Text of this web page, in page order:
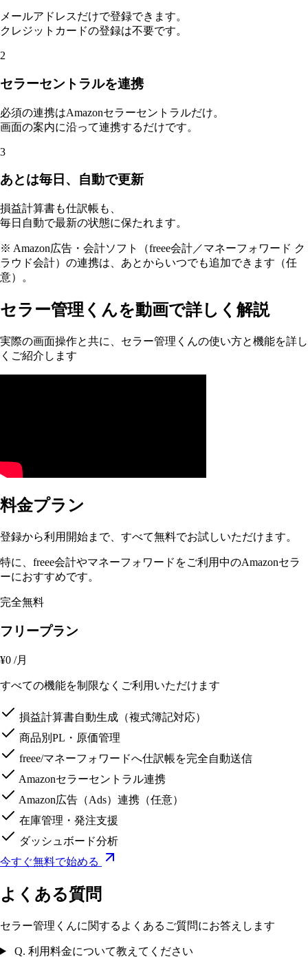
メールアドレスだけで登録できます。
クレジットカードの登録は不要です。
2
セラーセントラルを連携
必須の連携はAmazonセラーセントラルだけ。
画面の案内に沿って連携するだけです。
3
あとは毎日、自動で更新
損益計算書も仕訳帳も、
毎日自動で最新の状態に保たれます。
※ Amazon広告・会計ソフト（freee会計／マネーフォワード ク
ラウド会計）の連携は、 あとからいつでも追加できます（任
意）。
セラー管理くんを動画で詳しく解説
実際の画面操作と共に、セラー管理くんの使い方と機能を詳し
くご紹介します
料金プラン
登録から利用開始まで、すべて無料でお試しいただけます。
特に、freee会計やマネーフォワードをご利用中のAmazonセラ
ーにおすすめです。
完全無料
フリープラン
¥0 /月
すべての機能を制限なくご利用いただけます
損益計算書自動生成（複式簿記対応）
商品別PL・原価管理
freee/マネーフォワードへ仕訳帳を完全自動送信
Amazonセラーセントラル連携
Amazon広告（Ads）連携（任意）
在庫管理・発注支援
ダッシュボード分析
今すぐ無料で始める
よくある質問
セラー管理くんに関するよくあるご質問にお答えします
Q. 利用料金について教えてください